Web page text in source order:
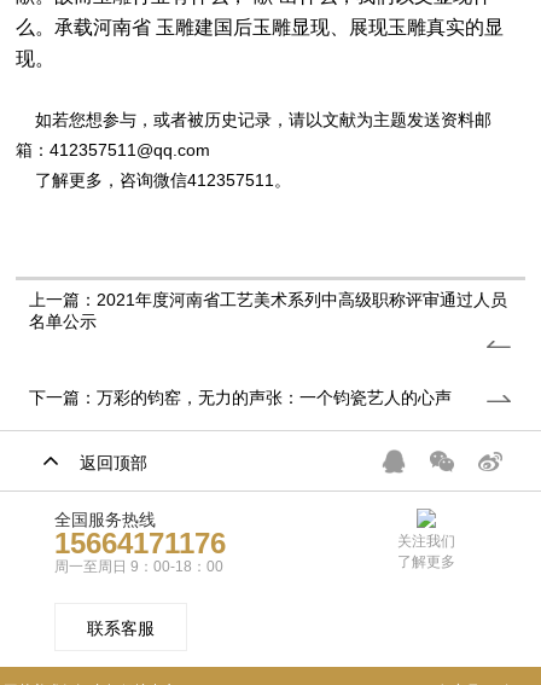
么。承载河南省 玉雕建国后玉雕显现、展现玉雕真实的显
现。
如若您想参与，或者被历史记录，请以文献为主题发送资料邮
箱：412357511@qq.com
了解更多，咨询微信412357511。
上一篇：2021年度河南省工艺美术系列中高级职称评审通过人员
名单公示
下一篇：万彩的钧窑，无力的声张：一个钧瓷艺人的心声
返回顶部
全国服务热线
15664171176
周一至周日 9：00-18：00
联系客服
关注我们
了解更多